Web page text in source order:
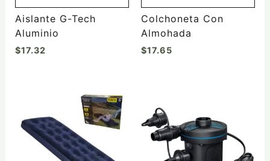
Aislante G-Tech
Aluminio
$17.32
Colchoneta Con
Almohada
$17.65